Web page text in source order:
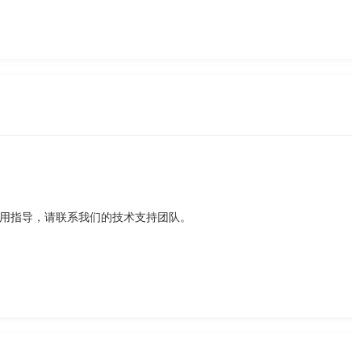
导，请联系我们的技术支持团队。